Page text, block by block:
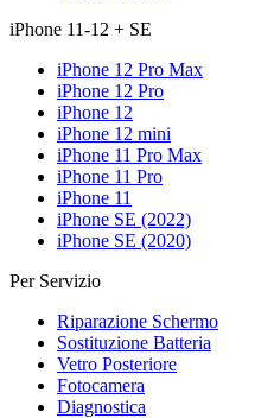
iPhone 11-12 + SE
iPhone 12 Pro Max
iPhone 12 Pro
iPhone 12
iPhone 12 mini
iPhone 11 Pro Max
iPhone 11 Pro
iPhone 11
iPhone SE (2022)
iPhone SE (2020)
Per Servizio
Riparazione Schermo
Sostituzione Batteria
Vetro Posteriore
Fotocamera
Diagnostica